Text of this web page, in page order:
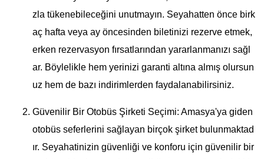
zla tükenebileceğini unutmayın. Seyahatten önce birk
aç hafta veya ay öncesinden biletinizi rezerve etmek,
erken rezervasyon fırsatlarından yararlanmanızı sağl
ar. Böylelikle hem yerinizi garanti altına almış olursun
uz hem de bazı indirimlerden faydalanabilirsiniz.
Güvenilir Bir Otobüs Şirketi Seçimi: Amasya'ya giden
otobüs seferlerini sağlayan birçok şirket bulunmaktad
ır. Seyahatinizin güvenliği ve konforu için güvenilir bir